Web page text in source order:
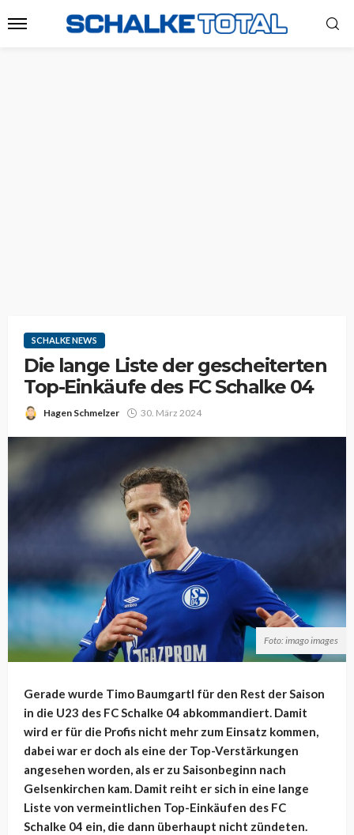
SCHALKE NEWS
Die lange Liste der gescheiterten
Top-Einkäufe des FC Schalke 04
Hagen Schmelzer 30. März 2024
Foto: imago images
Gerade wurde Timo Baumgartl für den Rest der Saison
in die U23 des FC Schalke 04 abkommandiert. Damit
wird er für die Profis nicht mehr zum Einsatz kommen,
dabei war er doch als eine der Top-Verstärkungen
angesehen worden, als er zu Saisonbeginn nach
Gelsenkirchen kam. Damit reiht er sich in eine lange
Liste von vermeintlichen Top-Einkäufen des FC
Schalke 04 ein, die dann überhaupt nicht zündeten.